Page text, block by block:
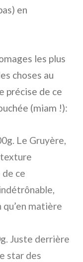
en
les plus
choses au
précise de ce
(miam !):
Le Gruyère,
ce
matière
Juste derrière
star des